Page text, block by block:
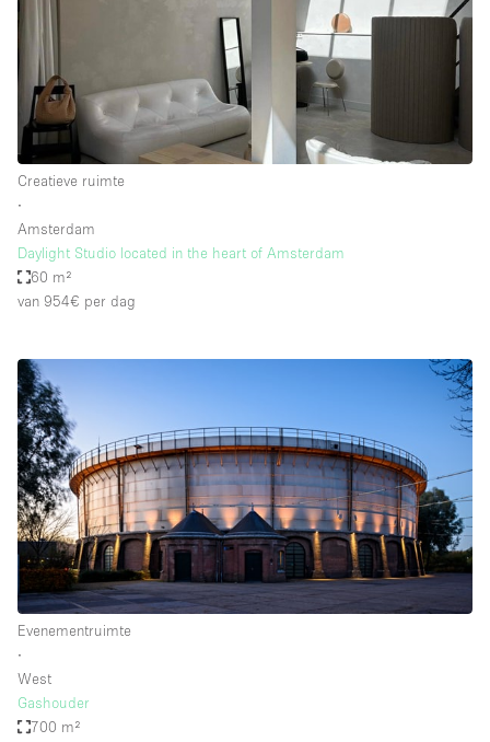
Creatieve ruimte
∙
Amsterdam
Daylight Studio located in the heart of Amsterdam
60 m²
van 954€ per dag
Evenementruimte
∙
West
Gashouder
700 m²